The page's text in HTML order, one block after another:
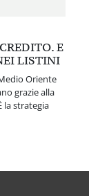
E
LISTINI
Oriente
grazie alla
la strategia